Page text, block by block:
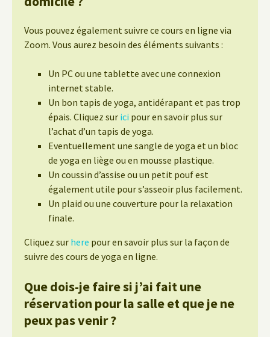
Vous pouvez également suivre ce cours en ligne via
Zoom. Vous aurez besoin des éléments suivants :
Un PC ou une tablette avec une connexion
internet stable.
Un bon tapis de yoga, antidérapant et pas trop
épais. Cliquez sur ici pour en savoir plus sur
l’achat d’un tapis de yoga.
Eventuellement une sangle de yoga et un bloc
de yoga en liège ou en mousse plastique.
Un coussin d’assise ou un petit pouf est
également utile pour s’asseoir plus facilement.
Un plaid ou une couverture pour la relaxation
finale.
Cliquez sur here pour en savoir plus sur la façon de
suivre des cours de yoga en ligne.
Que dois-je faire si j’ai fait une
réservation pour la salle et que je ne
peux pas venir ?